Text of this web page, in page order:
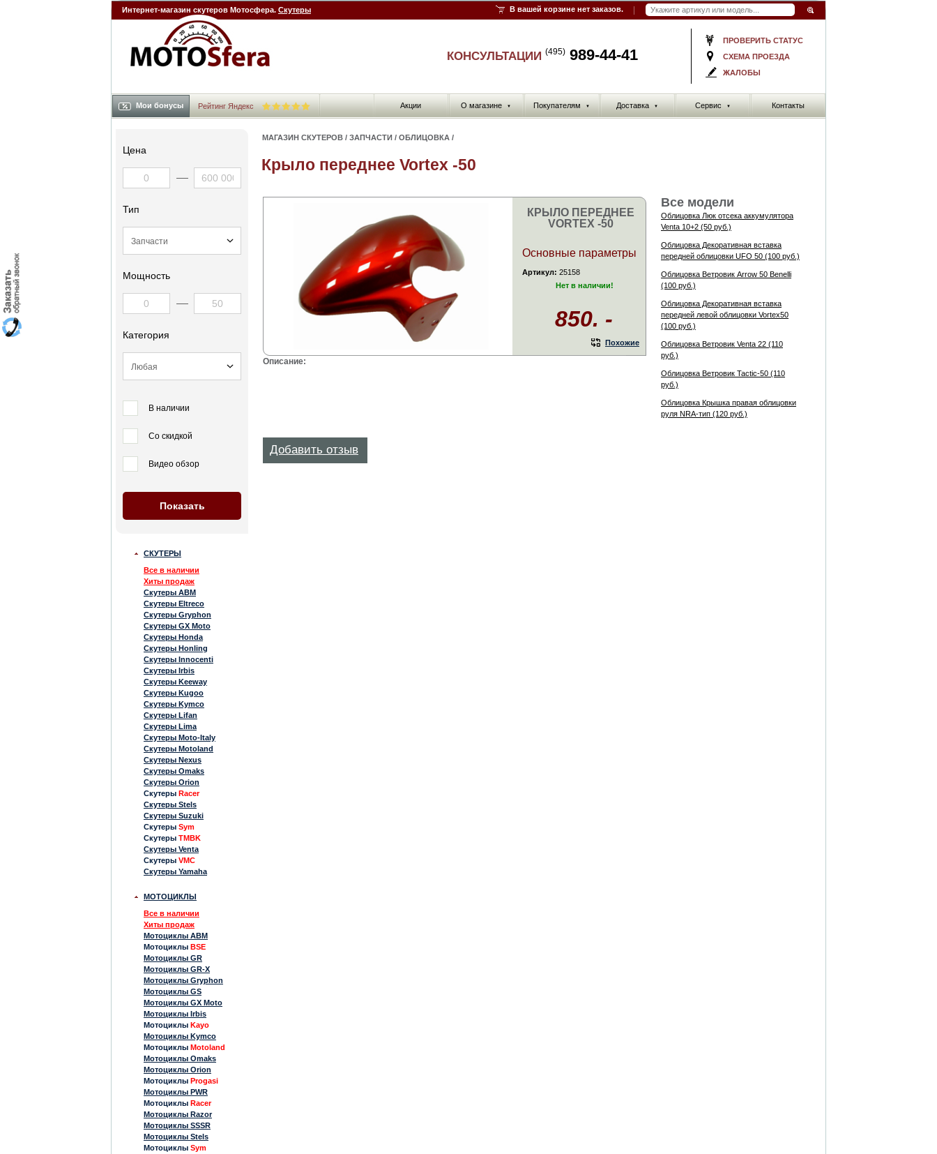
Интернет-магазин скутеров Мотосфера. Скутеры В вашей корзине нет заказов.
ПРОВЕРИТЬ СТАТУС
СХЕМА ПРОЕЗДА
ЖАЛОБЫ
КОНСУЛЬТАЦИИ (495) 989-44-41
Акции О магазине ▼ Покупателям ▼ Доставка ▼ Сервис ▼ Контакты
Мои бонусы Рейтинг Яндекс
Цена
Тип
Мощность
Категория
В наличии
Со скидкой
Видео обзор
СКУТЕРЫ
Все в наличии
Хиты продаж
Скутеры ABM
Скутеры Eltreco
Скутеры Gryphon
Скутеры GX Moto
Скутеры Honda
Скутеры Honling
Скутеры Innocenti
Скутеры Irbis
Скутеры Keeway
Скутеры Kugoo
Скутеры Kymco
Скутеры Lifan
Скутеры Lima
Скутеры Moto-Italy
Скутеры Motoland
Скутеры Nexus
Скутеры Omaks
Скутеры Orion
Скутеры Racer
Скутеры Stels
Скутеры Suzuki
Скутеры Sym
Скутеры TMBK
Скутеры Venta
Скутеры VMC
Скутеры Yamaha
МОТОЦИКЛЫ
Все в наличии
Хиты продаж
Мотоциклы ABM
Мотоциклы BSE
Мотоциклы GR
Мотоциклы GR-X
Мотоциклы Gryphon
Мотоциклы GS
Мотоциклы GX Moto
Мотоциклы Irbis
Мотоциклы Kayo
Мотоциклы Kymco
Мотоциклы Motoland
Мотоциклы Omaks
Мотоциклы Orion
Мотоциклы Progasi
Мотоциклы PWR
Мотоциклы Racer
Мотоциклы Razor
Мотоциклы SSSR
Мотоциклы Stels
Мотоциклы Sym
МАГАЗИН СКУТЕРОВ / ЗАПЧАСТИ / ОБЛИЦОВКА /
Крыло переднее Vortex -50
КРЫЛО ПЕРЕДНЕЕ
VORTEX -50
Основные параметры
Артикул: 25158
Нет в наличии!
850. -
Похожие
Все модели
Облицовка Люк отсека аккумулятора
Venta 10+2 (50 руб.)
Облицовка Декоративная вставка
передней облицовки UFO 50 (100 руб.)
Облицовка Ветровик Arrow 50 Benelli
(100 руб.)
Облицовка Декоративная вставка
передней левой облицовки Vortex50
(100 руб.)
Облицовка Ветровик Venta 22 (110
руб.)
Облицовка Ветровик Tactic-50 (110
руб.)
Облицовка Крышка правая облицовки
руля NRA-тип (120 руб.)
Описание:
Добавить отзыв